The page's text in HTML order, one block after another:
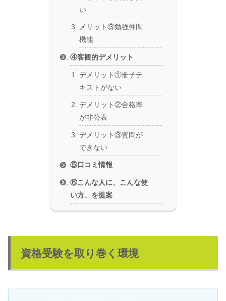
い
メリット③勉強仲間
機能
④客観的デメリット
デメリット①冊子テ
キストがない
デメリット②合格率
が非公表
デメリット③質問が
できない
⑤口コミ情報
⑥こんな人に、こんな使
い方、を提案
資格受験を取り巻く環境